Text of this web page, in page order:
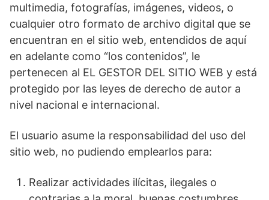
multimedia, fotografías, imágenes, videos, o
cualquier otro formato de archivo digital que se
encuentran en el sitio web, entendidos de aquí
en adelante como “los contenidos”, le
pertenecen al EL GESTOR DEL SITIO WEB y está
protegido por las leyes de derecho de autor a
nivel nacional e internacional.
El usuario asume la responsabilidad del uso del
sitio web, no pudiendo emplearlos para:
Realizar actividades ilícitas, ilegales o